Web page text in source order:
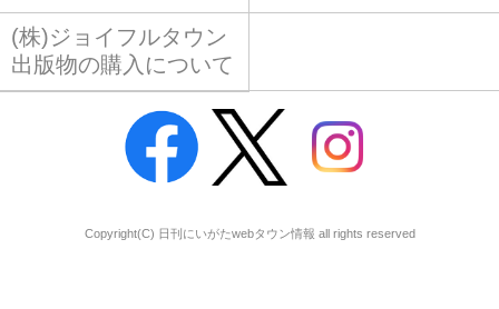
(株)ジョイフルタウン
出版物の購入について
Copyright(C) 日刊にいがたwebタウン情報 all rights reserved